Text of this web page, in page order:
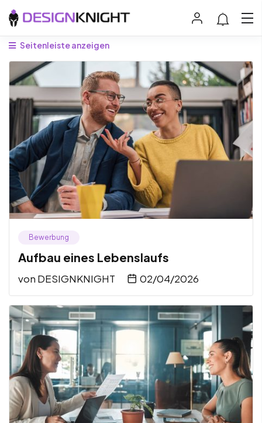
Seitenleiste anzeigen
Bewerbung
Aufbau eines Lebenslaufs
von DESIGNKNIGHT 02/04/2026